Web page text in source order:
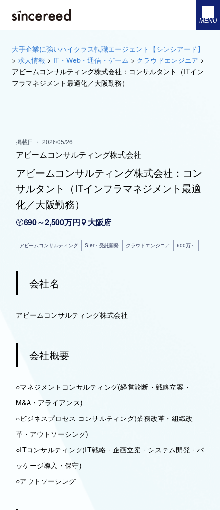
MENU
大手企業に強いハイクラス転職エージェント【シンシアード】
> 求人情報 > IT・Web・通信・ゲーム > クラウドエンジニア >
アビームコンサルティング株式会社：コンサルタント（ITイン
フラマネジメント最適化／大阪勤務）
掲載日 ・ 2026/05/26
アビームコンサルティング株式会社
アビームコンサルティング株式会社：コン
サルタント（ITインフラマネジメント最適
化／大阪勤務）
690～2,500万円 大阪府
アビームコンサルティング SIer・受託開発 クラウドエンジニア 600万～
会社名
アビームコンサルティング株式会社
会社概要
○マネジメントコンサルティング(経営診断・戦略立案・
M&A・アライアンス)
○ビジネスプロセス コンサルティング(業務改革・組織改
革・アウトソーシング)
○ITコンサルティング(IT戦略・企画立案・システム開発・パ
ッケージ導入・保守)
○アウトソーシング